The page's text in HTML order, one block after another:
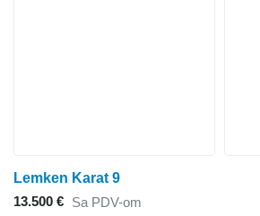
Lemken Karat 9
13.500 € Sa PDV-om